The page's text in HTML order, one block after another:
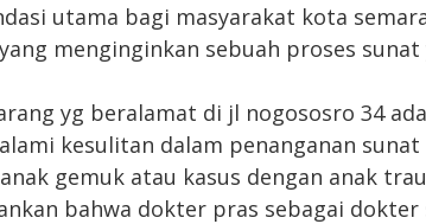
utama bagi masyarakat kota
menginginkan sebuah proses
yg beralamat di jl nogososro 34
kesulitan dalam penanganan
gemuk atau kasus dengan anak
bahwa dokter pras sebagai